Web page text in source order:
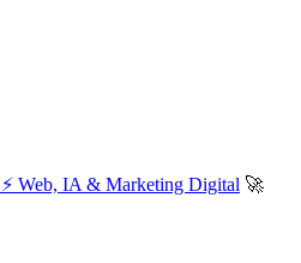
Web, IA & Marketing Digital 🚀